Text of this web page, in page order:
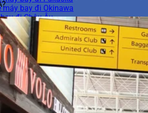
máy bay đi Okinawa
đi Châu Âu
máy bay đi Berlin
máy bay đi Frankfurt
máy bay đi Rome
máy bay đi Amsterdam
Airlines
lý China Airlines
vé China Airlines
China Airlines
ngồi máy bay